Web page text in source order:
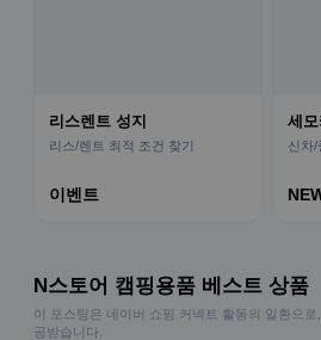
리스렌트 성지
리스/렌트 최적 조건 찾기
이벤트
세
신차/
N스토어 캠핑용품 베스트 상품
이 포스팅은 네이버 쇼핑 커넥트 활동의 일환으
공받습니다.